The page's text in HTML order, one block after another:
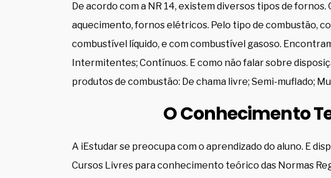
De acordo com a NR 14, existem diversos tipos de fornos.
aquecimento, fornos elétricos. Pelo tipo de combustão,
combustível líquido, e com combustível gasoso.
Intermitentes; Contínuos. E como não falar sobre
produtos de combustão: De chama livre; Semi-muflado;
O Conhecimento
A iEstudar se preocupa com o aprendizado do aluno. E
Cursos Livres para conhecimento teórico das Normas